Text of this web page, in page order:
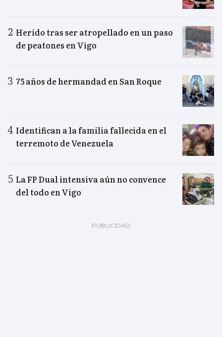
Herido tras ser atropellado en un paso
de peatones en Vigo
75 años de hermandad en San Roque
Identifican a la familia fallecida en el
terremoto de Venezuela
La FP Dual intensiva aún no convence
del todo en Vigo